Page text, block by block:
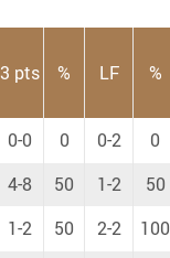
3 pts % LF %
0-0 0 0-2 0
4-8 50 1-2 50
1-2 50 2-2 100